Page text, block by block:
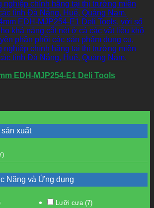
EDH-MJP254-E1 Deli Tools
xuất
Năng và Ứng dụng
Lưỡi cưa (7)